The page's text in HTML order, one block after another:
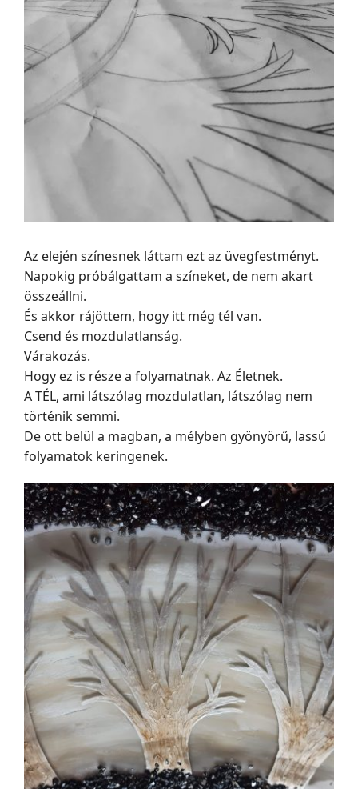
Az elején színesnek láttam ezt az üvegfestményt.
Napokig próbálgattam a színeket, de nem akart
összeállni.
És akkor rájöttem, hogy itt még tél van.
Csend és mozdulatlanság.
Várakozás.
Hogy ez is része a folyamatnak. Az Életnek.
A TÉL, ami látszólag mozdulatlan, látszólag nem
történik semmi.
De ott belül a magban, a mélyben gyönyörű, lassú
folyamatok keringenek.